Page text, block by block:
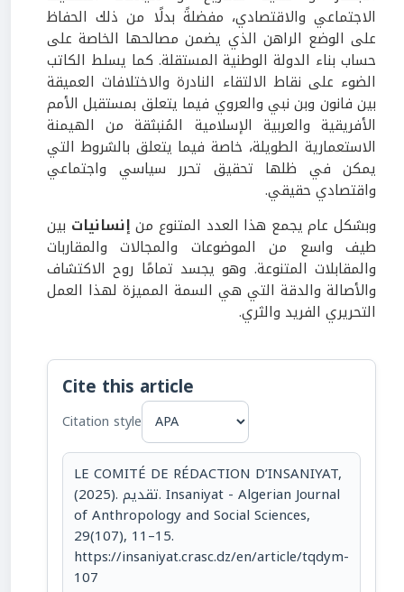
الاجتماعي والاقتصادي، مفضلةً بدلًا من ذلك الحفاظ
على الوضع الراهن الذي يضمن مصالحها الخاصة على
حساب بناء الدولة الوطنية المستقلة. كما يسلط الكاتب
الضوء على نقاط الالتقاء النادرة والاختلافات العميقة
بين فانون وبن نبي والعروي فيما يتعلق بمستقبل الأمم
الأفريقية والعربية الإسلامية المُنبثقة من الهيمنة
الاستعمارية الطويلة، خاصة فيما يتعلق بالشروط التي
يمكن في ظلها تحقيق تحرر سياسي واجتماعي
واقتصادي حقيقي.
وبشكل عام يجمع هذا العدد المتنوع منإنسانيات بين
طيف واسع من الموضوعات والمجالات والمقاربات
والمقابلات المتنوعة. وهو يجسد تمامًا روح الاكتشاف
والأصالة والدقة التي هي السمة المميزة لهذا العمل
التحريري الفريد والثري.
Cite this article
Citation style
LE COMITÉ DE RÉDACTION D’INSANIYAT,
(2025). تقديم. Insaniyat - Algerian Journal
of Anthropology and Social Sciences,
29(107), 11–15.
https://insaniyat.crasc.dz/en/article/tqdym-
107